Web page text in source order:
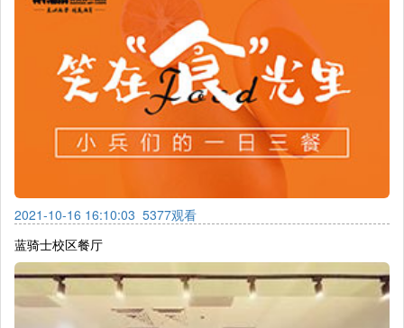
2021-10-16 16:10:03 5377观看
蓝骑士校区餐厅